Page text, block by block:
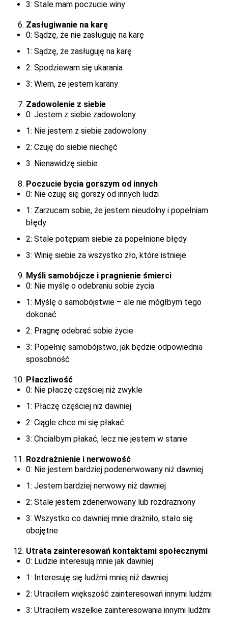
3: Stale mam poczucie winy
Zasługiwanie na karę
0: Sądzę, że nie zasługuję na karę
1: Sądzę, że zasługuję na karę
2: Spodziewam się ukarania
3: Wiem, że jestem karany
Zadowolenie z siebie
0: Jestem z siebie zadowolony
1: Nie jestem z siebie zadowolony
2: Czuję do siebie niechęć
3: Nienawidzę siebie
Poczucie bycia gorszym od innych
0: Nie czuję się gorszy od innych ludzi
1: Zarzucam sobie, że jestem nieudolny i popełniam
błędy
2: Stale potępiam siebie za popełnione błędy
3: Winię siebie za wszystko zło, które istnieje
Myśli samobójcze i pragnienie śmierci
0: Nie myślę o odebraniu sobie życia
1: Myślę o samobójstwie – ale nie mógłbym tego
dokonać
2: Pragnę odebrać sobie życie
3: Popełnię samobójstwo, jak będzie odpowiednia
sposobność
Płaczliwość
0: Nie płaczę częściej niż zwykle
1: Płaczę częściej niż dawniej
2: Ciągle chce mi się płakać
3: Chciałbym płakać, lecz nie jestem w stanie
Rozdrażnienie i nerwowość
0: Nie jestem bardziej podenerwowany niż dawniej
1: Jestem bardziej nerwowy niż dawniej
2: Stale jestem zdenerwowany lub rozdrażniony
3: Wszystko co dawniej mnie drażniło, stało się
obojętne
Utrata zainteresowań kontaktami społecznymi
0: Ludzie interesują mnie jak dawniej
1: Interesuję się ludźmi mniej niż dawniej
2: Utraciłem większość zainteresowań innymi ludźmi
3: Utraciłem wszelkie zainteresowania innymi ludźmi